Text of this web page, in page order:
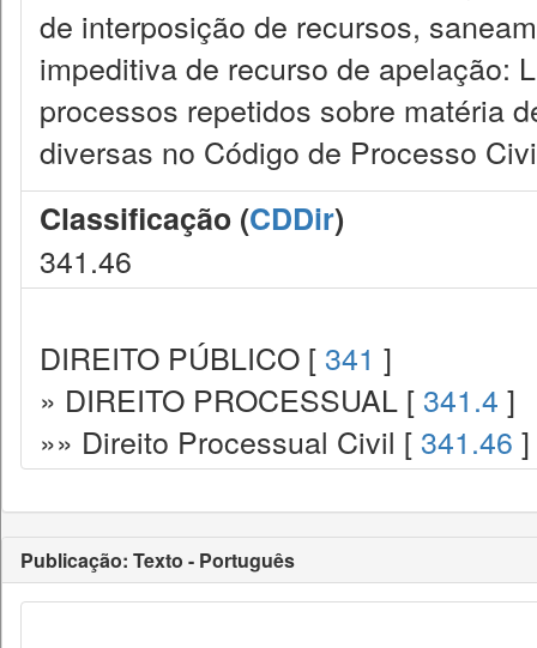
de interposição de recursos,
impeditiva de recurso de apelação:
processos repetidos sobre matéria
diversas no Código de Processo
Classificação (CDDir)
341.46
DIREITO PÚBLICO [ 341 ]
» DIREITO PROCESSUAL [ 341.4 ]
»» Direito Processual Civil [ 341.46 ]
Publicação: Texto - Português